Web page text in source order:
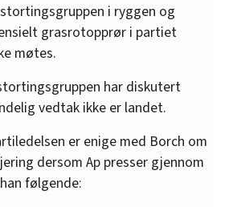
i ryggen og
grasrotopprør i partiet
møtes.
har diskutert
vedtak ikke er landet.
er enige med Borch om
dersom Ap presser gjennom
følgende: